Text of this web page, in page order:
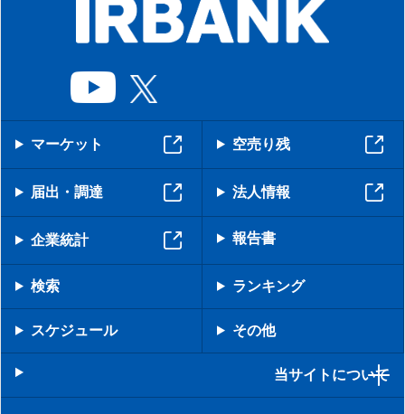
マーケット 空売り残
届出・調達 法人情報
企業統計 報告書
検索 ランキング
スケジュール その他
当サイトについて